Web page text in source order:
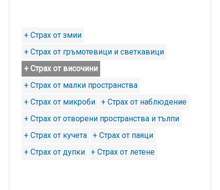
+ Страх от змии
+ Страх от гръмотевици и светкавици
+ Страх от височини
+ Страх от малки пространства
+ Страх от микроби
+ Страх от наблюдение
+ Страх от отворени пространства и тълпи
+ Страх от кучета
+ Страх от паяци
+ Страх от дупки
+ Страх от летене